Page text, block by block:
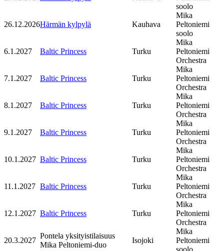
soolo
26.12.2026Härmän kylpylä Kauhava
Mika
Peltoniemi
soolo
6.1.2027 Baltic Princess Turku
Mika
Peltoniemi
Orchestra
7.1.2027 Baltic Princess Turku
Mika
Peltoniemi
Orchestra
8.1.2027 Baltic Princess Turku
Mika
Peltoniemi
Orchestra
9.1.2027 Baltic Princess Turku
Mika
Peltoniemi
Orchestra
10.1.2027 Baltic Princess Turku
Mika
Peltoniemi
Orchestra
11.1.2027 Baltic Princess Turku
Mika
Peltoniemi
Orchestra
12.1.2027 Baltic Princess Turku
Mika
Peltoniemi
Orchestra
20.3.2027
Pontela yksityistilaisuus
Mika Peltoniemi-duo
Isojoki
Mika
Peltoniemi
soolo